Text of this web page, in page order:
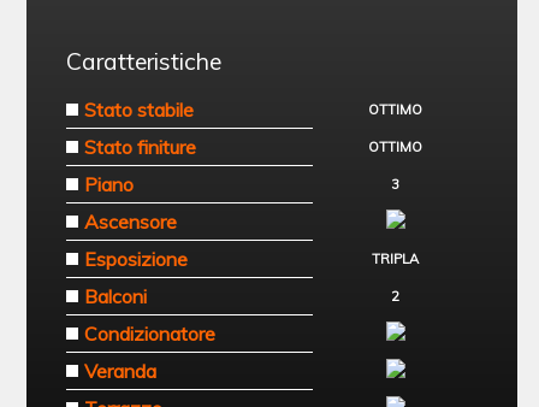
Caratteristiche
Stato stabile OTTIMO
Stato finiture OTTIMO
Piano 3
Ascensore
Esposizione
TRIPLA
Balconi 2
Condizionatore
Veranda